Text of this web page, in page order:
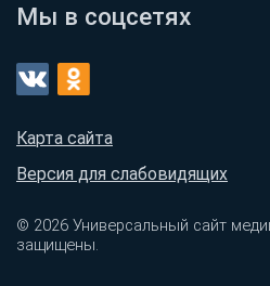
Мы в соцсетях
Карта сайта
Версия для слабовидящих
© 2026 Универсальный сайт
защищены.